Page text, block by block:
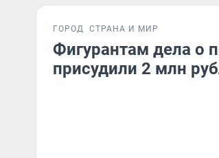
ГОРОД СТРАНА И МИР
Фигурантам дела о
присудили 2 млн